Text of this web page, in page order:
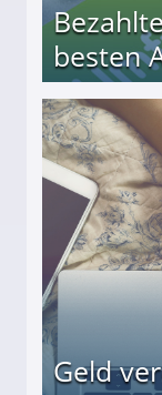
besten
Geld